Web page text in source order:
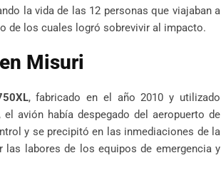
la vida de las 12 personas que viajaban a
de los cuales logró sobrevivir al impacto.
Misuri
, fabricado en el año 2010 y utilizado
avión había despegado del aeropuerto de
y se precipitó en las inmediaciones de la
las labores de los equipos de emergencia y